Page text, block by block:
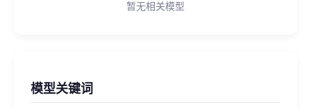
暂无相关模型
模型关键词